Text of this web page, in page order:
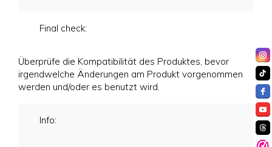
Final check:
Überprüfe die Kompatibilität des Produktes, bevor
irgendwelche Änderungen am Produkt vorgenommen
werden und/oder es benutzt wird.
Info: